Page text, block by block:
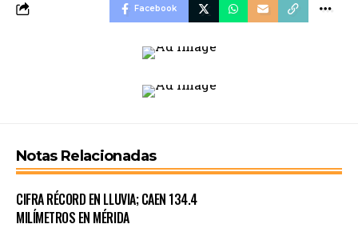
Facebook
Notas Relacionadas
CIFRA RÉCORD EN LLUVIA; CAEN 134.4
MILÍMETROS EN MÉRIDA